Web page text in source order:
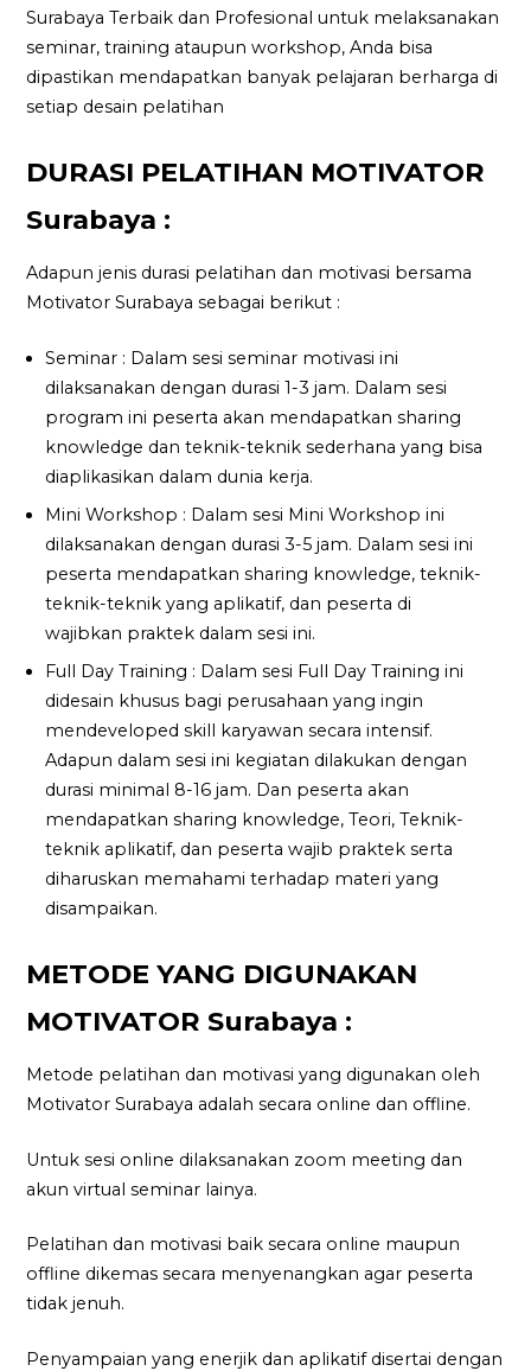
Surabaya Terbaik dan Profesional untuk melaksanakan
seminar, training ataupun workshop, Anda bisa
dipastikan mendapatkan banyak pelajaran berharga di
setiap desain pelatihan
DURASI PELATIHAN MOTIVATOR
Surabaya :
Adapun jenis durasi pelatihan dan motivasi bersama
Motivator Surabaya sebagai berikut :
Seminar : Dalam sesi seminar motivasi ini
dilaksanakan dengan durasi 1-3 jam. Dalam sesi
program ini peserta akan mendapatkan sharing
knowledge dan teknik-teknik sederhana yang bisa
diaplikasikan dalam dunia kerja.
Mini Workshop : Dalam sesi Mini Workshop ini
dilaksanakan dengan durasi 3-5 jam. Dalam sesi ini
peserta mendapatkan sharing knowledge, teknik-
teknik-teknik yang aplikatif, dan peserta di
wajibkan praktek dalam sesi ini.
Full Day Training : Dalam sesi Full Day Training ini
didesain khusus bagi perusahaan yang ingin
mendeveloped skill karyawan secara intensif.
Adapun dalam sesi ini kegiatan dilakukan dengan
durasi minimal 8-16 jam. Dan peserta akan
mendapatkan sharing knowledge, Teori, Teknik-
teknik aplikatif, dan peserta wajib praktek serta
diharuskan memahami terhadap materi yang
disampaikan.
METODE YANG DIGUNAKAN
MOTIVATOR Surabaya :
Metode pelatihan dan motivasi yang digunakan oleh
Motivator Surabaya adalah secara online dan offline.
Untuk sesi online dilaksanakan zoom meeting dan
akun virtual seminar lainya.
Pelatihan dan motivasi baik secara online maupun
offline dikemas secara menyenangkan agar peserta
tidak jenuh.
Penyampaian yang enerjik dan aplikatif disertai dengan